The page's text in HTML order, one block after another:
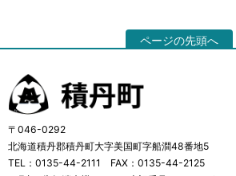
ページの先頭へ
〒046-0292
北海道積丹郡積丹町大字美国町字船澗48番地5
TEL：0135-44-2111 FAX：0135-44-2125